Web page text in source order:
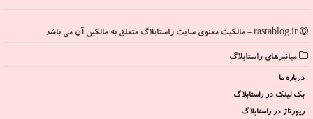
میانبرهای راستابلاگ
درباره ما
بک لینک در راستابلاگ
رپورتاژ در راستابلاگ